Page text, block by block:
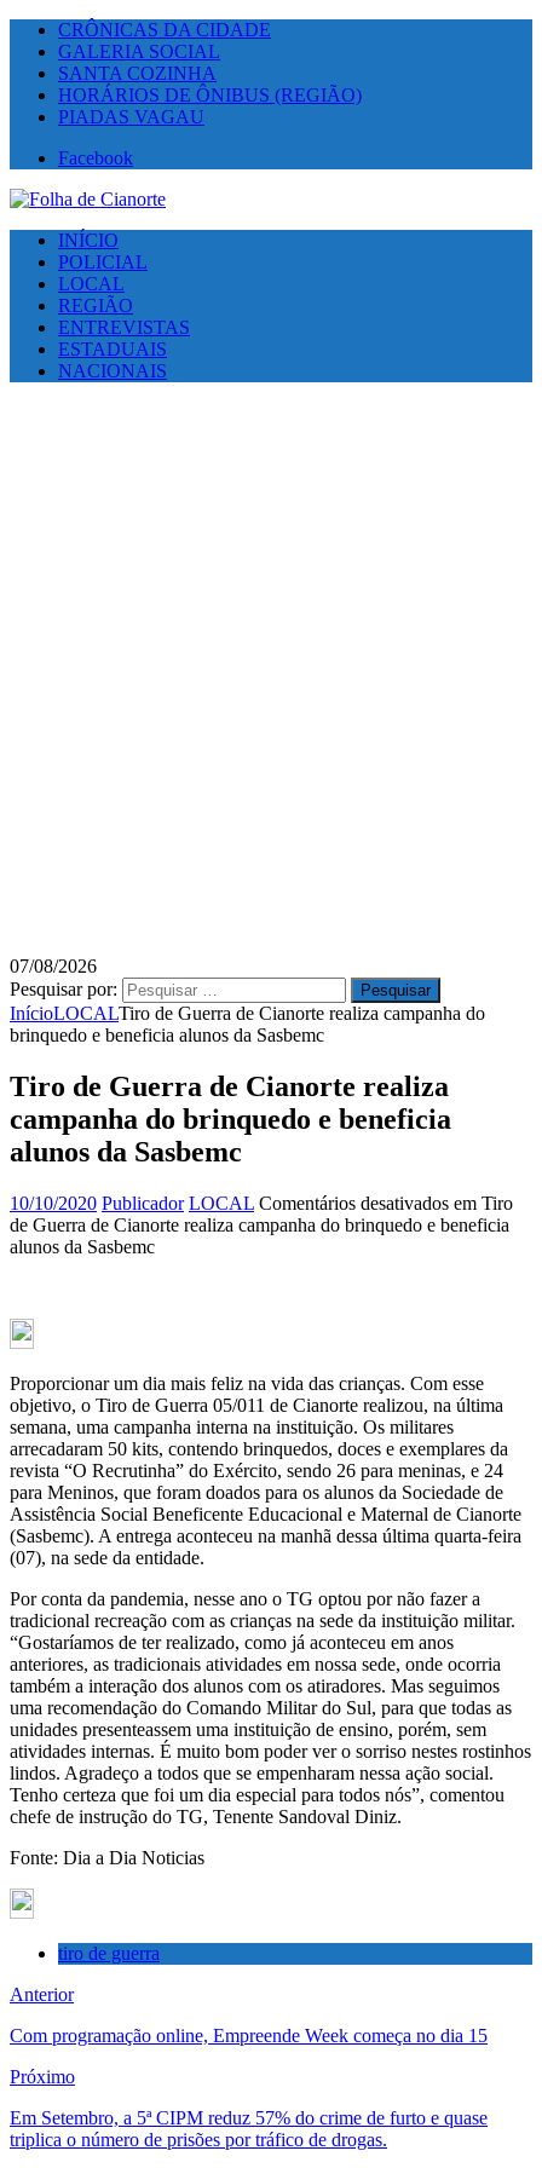
CRÔNICAS DA CIDADE
GALERIA SOCIAL
SANTA COZINHA
HORÁRIOS DE ÔNIBUS (REGIÃO)
PIADAS VAGAU
Facebook
INÍCIO
POLICIAL
LOCAL
REGIÃO
ENTREVISTAS
ESTADUAIS
NACIONAIS
07/08/2026
Pesquisar por:
InícioLOCALTiro de Guerra de Cianorte realiza campanha do
brinquedo e beneficia alunos da Sasbemc
Tiro de Guerra de Cianorte realiza
campanha do brinquedo e beneficia
alunos da Sasbemc
10/10/2020 Publicador LOCAL Comentários desativados em Tiro
de Guerra de Cianorte realiza campanha do brinquedo e beneficia
alunos da Sasbemc
Proporcionar um dia mais feliz na vida das crianças. Com esse
objetivo, o Tiro de Guerra 05/011 de Cianorte realizou, na última
semana, uma campanha interna na instituição. Os militares
arrecadaram 50 kits, contendo brinquedos, doces e exemplares da
revista “O Recrutinha” do Exército, sendo 26 para meninas, e 24
para Meninos, que foram doados para os alunos da Sociedade de
Assistência Social Beneficente Educacional e Maternal de Cianorte
(Sasbemc). A entrega aconteceu na manhã dessa última quarta-feira
(07), na sede da entidade.
Por conta da pandemia, nesse ano o TG optou por não fazer a
tradicional recreação com as crianças na sede da instituição militar.
“Gostaríamos de ter realizado, como já aconteceu em anos
anteriores, as tradicionais atividades em nossa sede, onde ocorria
também a interação dos alunos com os atiradores. Mas seguimos
uma recomendação do Comando Militar do Sul, para que todas as
unidades presenteassem uma instituição de ensino, porém, sem
atividades internas. É muito bom poder ver o sorriso nestes rostinhos
lindos. Agradeço a todos que se empenharam nessa ação social.
Tenho certeza que foi um dia especial para todos nós”, comentou
chefe de instrução do TG, Tenente Sandoval Diniz.
Fonte: Dia a Dia Noticias
tiro de guerra
Anterior
Com programação online, Empreende Week começa no dia 15
Próximo
Em Setembro, a 5ª CIPM reduz 57% do crime de furto e quase
triplica o número de prisões por tráfico de drogas.